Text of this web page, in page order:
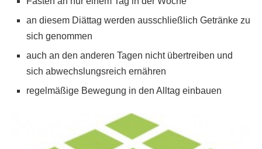
an diesem Diättag werden ausschließlich Getränke zu
sich genommen
auch an den anderen Tagen nicht übertreiben und
sich abwechslungsreich ernähren
regelmäßige Bewegung in den Alltag einbauen